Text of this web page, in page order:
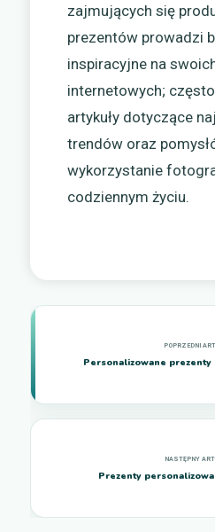
zajmujących się
prezentów prowadzi
inspiracyjne na
internetowych;
artykuły dotyczące
trendów oraz
wykorzystanie
codziennym życiu.
Personalizowane prezenty
Prezenty